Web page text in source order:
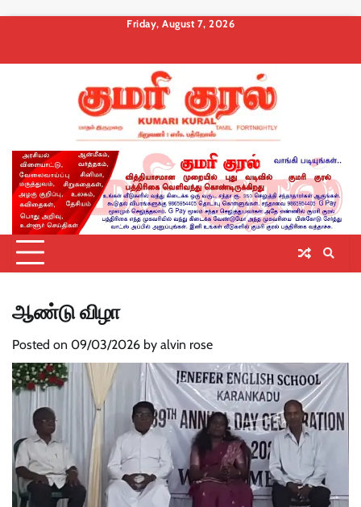
content
Friday, August 7, 2026
Policy
Conditions
CheckoutCancel
ஆண்டு விழா
Posted on 09/03/2026 by alvin rose